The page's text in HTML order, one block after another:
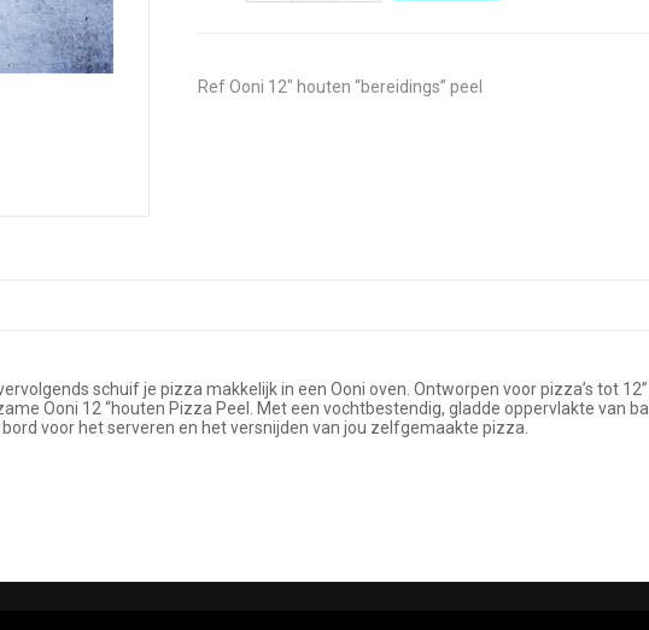
Ref Ooni 12″ houten “bereidings” peel
schuif je pizza makkelijk in een Ooni oven. Ontworpen voor pizza’s tot
Ooni 12 “houten Pizza Peel. Met een vochtbestendig, gladde oppervlakte van
voor het serveren en het versnijden van jou zelfgemaakte pizza.